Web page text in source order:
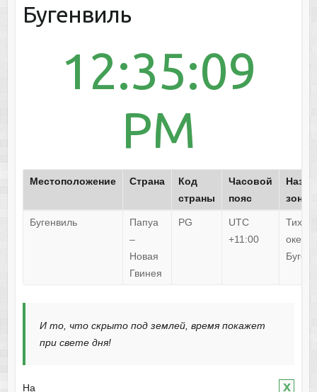
Бугенвиль
12:35:09
PM
Местоположение Страна
Код
страны
Часовой
пояс
зоны
Бугенвиль
Папуа
–
Новая
Гвинея
PG
UTC
+11:00
Тихий
океан/
И то, что скрыто под землей, время покажет
при свете дня!
x
На